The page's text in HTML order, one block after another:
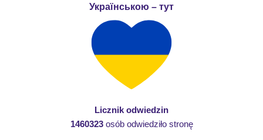
Українською – тут
Licznik odwiedzin
1460323osób odwiedziło stronę